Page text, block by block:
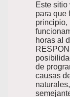
Este
para que
principio,
horas al
de
causas